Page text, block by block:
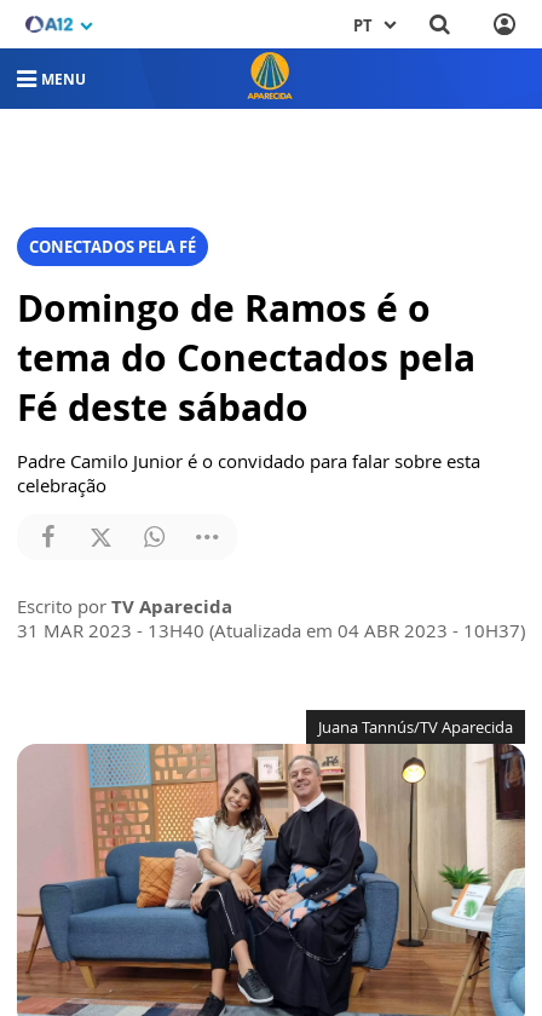
PT
MENU
CONECTADOS PELA FÉ
Domingo de Ramos é o
tema do Conectados pela
Fé deste sábado
Padre Camilo Junior é o convidado para falar sobre esta
celebração
Escrito por TV Aparecida
31 MAR 2023 - 13H40 (Atualizada em 04 ABR 2023 - 10H37)
Juana Tannús/TV Aparecida